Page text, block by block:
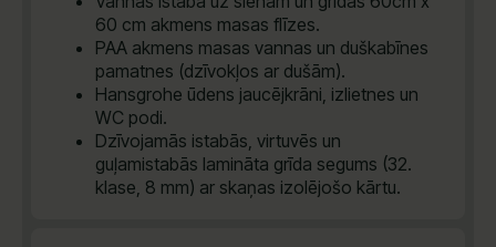
60 cm akmens masas flīzes.
PAA akmens masas vannas un duškabīnes
pamatnes (dzīvokļos ar dušām).
Hansgrohe ūdens jaucējkrāni, izlietnes un
WC podi.
Dzīvojamās istabās, virtuvēs un
guļamistabās lamināta grīda segums (32.
klase, 8 mm) ar skaņas izolējošo kārtu.